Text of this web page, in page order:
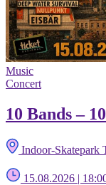
Music
Concert
10 Bands –
Indoor-Skatepark
15.08.2026 |